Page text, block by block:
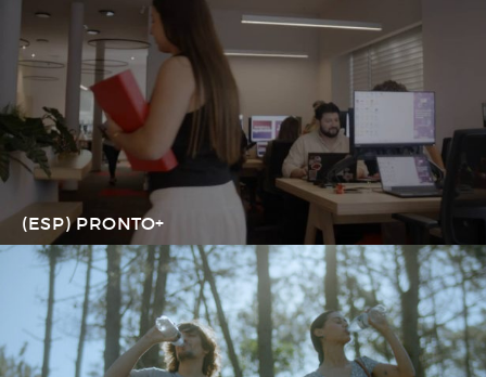
(ESP) PRONTO+